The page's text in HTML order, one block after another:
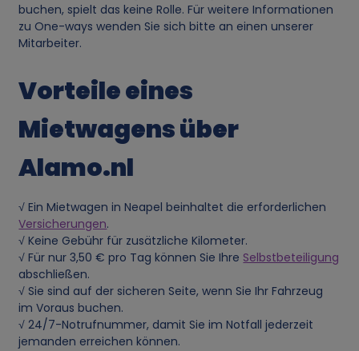
buchen, spielt das keine Rolle. Für weitere Informationen
zu One-ways wenden Sie sich bitte an einen unserer
Mitarbeiter.
Vorteile eines
Mietwagens über
Alamo.nl
√ Ein Mietwagen in Neapel beinhaltet die erforderlichen
Versicherungen.
√ Keine Gebühr für zusätzliche Kilometer.
√ Für nur 3,50 € pro Tag können Sie Ihre Selbstbeteiligung
abschließen.
√ Sie sind auf der sicheren Seite, wenn Sie Ihr Fahrzeug
im Voraus buchen.
√ 24/7-Notrufnummer, damit Sie im Notfall jederzeit
jemanden erreichen können.
e
d
u
n
g
v
o
n